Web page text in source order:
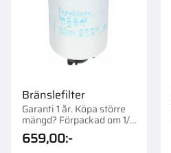
Bränslefilter
Garanti 1 år. Köpa större
mängd? Förpackad om 1/6
st.
659,00:-